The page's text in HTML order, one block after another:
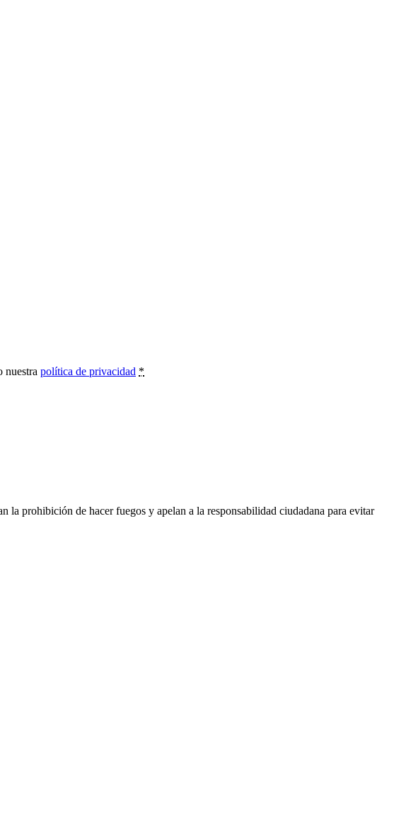
nuestra política de privacidad *
la prohibición de hacer fuegos y apelan a la responsabilidad ciudadana para evitar